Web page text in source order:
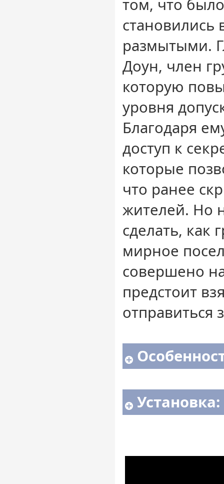
том, что
становились
размытыми.
Доун, член
которую
уровня
Благодаря
доступ к
которые
что ранее
жителей. Но
сделать, как
мирное
совершено
предстоит
отправиться
Установка: